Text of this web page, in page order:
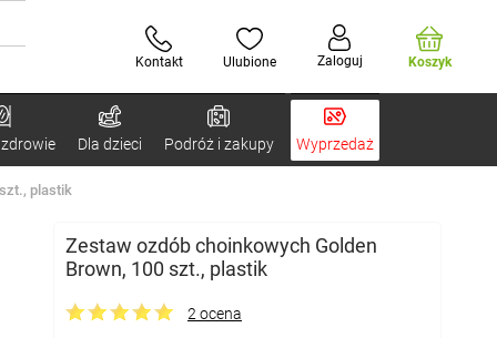
Kontakt Ulubione Zaloguj Koszyk
Dla dzieci Podróż i zakupy Wyprzedaż
plastik
Zestaw ozdób choinkowych Golden
Brown, 100 szt., plastik
2 ocena